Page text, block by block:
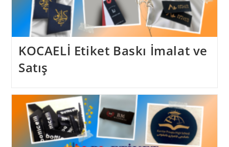
KOCAELİ Etiket Baskı İmalat ve
Satış